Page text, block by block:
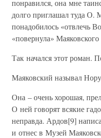
понравился, она мне
долго приглашал туда О.
понадобилось «отвлечь
«повернула»
Так начался этот
Маяковский называл
Она – очень хорошая,
О ней говорят всякие
неправда. Ардов[9]
и отнес в Музей